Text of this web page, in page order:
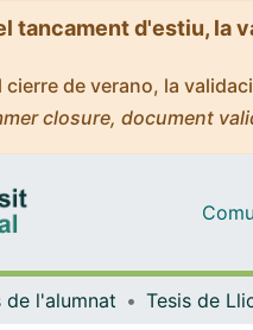
tancament d'estiu, la
cierre de verano, la
closure, document
de l'alumnat